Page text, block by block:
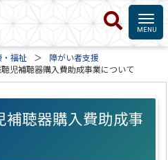
・福祉
障がい者支援
児補聴器購入費助成事業について
補聴器購入費助成事